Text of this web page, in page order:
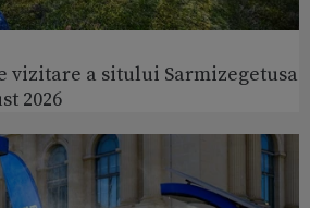
vizitare a sitului Sarmizegetusa
2026